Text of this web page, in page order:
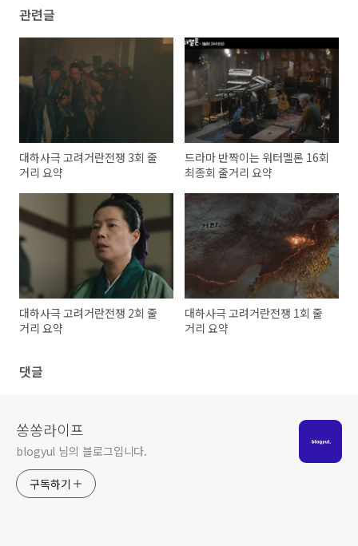
관련글
대하사극 고려거란전쟁 3회 줄
거리 요약
드라마 반짝이는 워터멜론 16회
최종회 줄거리 요약
대하사극 고려거란전쟁 2회 줄
거리 요약
대하사극 고려거란전쟁 1회 줄
거리 요약
댓글
쏭쏭라이프
blogyul 님의 블로그입니다.
구독하기